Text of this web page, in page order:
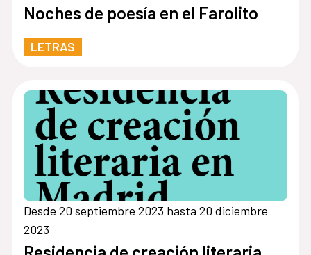
Noches de poesía en el Farolito
LETRAS
Desde 20 septiembre 2023 hasta 20 diciembre
2023